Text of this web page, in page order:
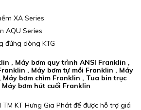
XA Series
AQU Series
đứng dòng KTG
, Máy bơm quy trình ANSI Franklin ,
, Máy bơm tự mồi Franklin , Máy
Máy bơm chìm Franklin , Tua bin trục
bơm hút cuối Franklin
TM KT Hưng Gia Phát để được hỗ trợ giá